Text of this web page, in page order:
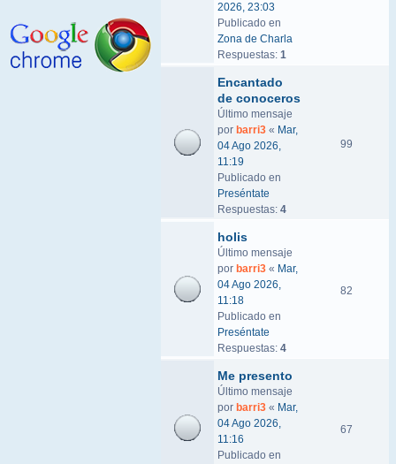
2026, 23:03
Publicado en
Zona de Charla
Respuestas: 1
Encantado
de conoceros
Último mensaje
por barri3 « Mar,
04 Ago 2026,
11:19
Publicado en
Preséntate
Respuestas: 4
99
holis
Último mensaje
por barri3 « Mar,
04 Ago 2026,
11:18
Publicado en
Preséntate
Respuestas: 4
82
Me presento
Último mensaje
por barri3 « Mar,
04 Ago 2026,
11:16
Publicado en
67